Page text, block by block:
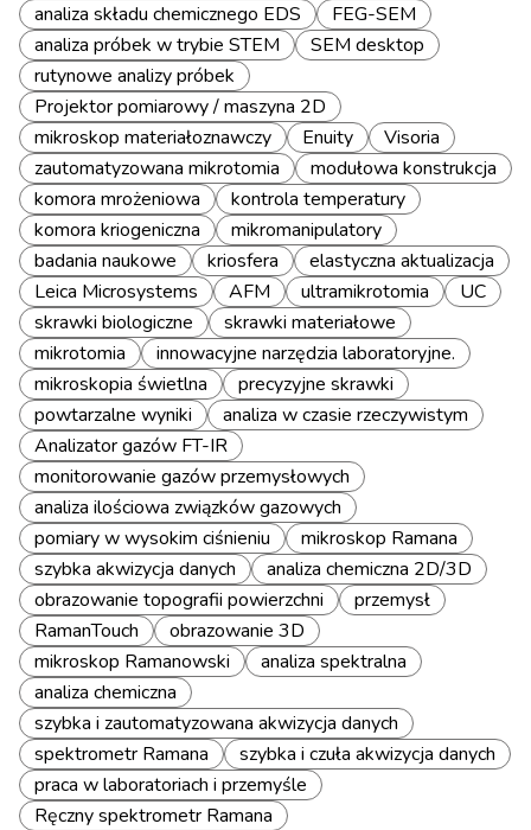
analiza składu chemicznego EDS
FEG-SEM
analiza próbek w trybie STEM
SEM desktop
rutynowe analizy próbek
Projektor pomiarowy / maszyna 2D
mikroskop materiałoznawczy
Enuity
Visoria
zautomatyzowana mikrotomia
modułowa konstrukcja
komora mrożeniowa
kontrola temperatury
komora kriogeniczna
mikromanipulatory
badania naukowe
kriosfera
elastyczna aktualizacja
Leica Microsystems
AFM ultramikrotomia
UC
skrawki biologiczne
skrawki materiałowe
mikrotomia
innowacyjne narzędzia laboratoryjne.
mikroskopia świetlna
precyzyjne skrawki
powtarzalne wyniki
analiza w czasie rzeczywistym
Analizator gazów FT-IR
monitorowanie gazów przemysłowych
analiza ilościowa związków gazowych
pomiary w wysokim ciśnieniu
mikroskop Ramana
szybka akwizycja danych
analiza chemiczna 2D/3D
obrazowanie topografii powierzchni
przemysł
RamanTouch
obrazowanie 3D
mikroskop Ramanowski
analiza spektralna
analiza chemiczna
szybka i zautomatyzowana akwizycja danych
spektrometr Ramana
szybka i czuła akwizycja danych
praca w laboratoriach i przemyśle
Ręczny spektrometr Ramana